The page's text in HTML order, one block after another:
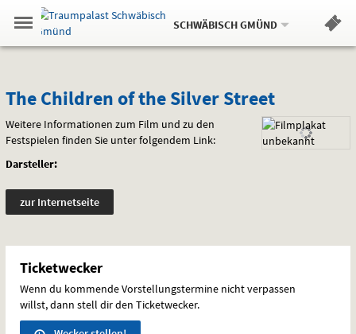
Springe
zum
,zum
.
Navigation
Menü
Gehe
zur
Standortauswahl
Standort:
SCHWÄBISCH GMÜND.
Weitere
Hinweis
The
Children
of
the
Silver
Street
The Children of the Silver Street
Weitere Informationen zum Film und zu den
Festspielen finden Sie unter folgendem Link:
Darsteller:
zur Internetseite
Ticketwecker
Wenn du kommende Vorstellungstermine nicht verpassen
willst, dann stell dir den Ticketwecker.